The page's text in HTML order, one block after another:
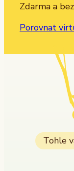
Zdarma a
Porovnat
Tohle